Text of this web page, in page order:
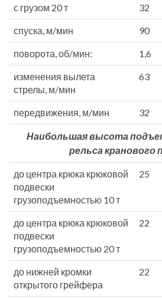
с грузом 20 т 32
спуска, м/мин 90
поворота, об/мин: 1,6
изменения вылета
стрелы, м/мин
63
передвижения, м/мин 32
Наибольшая высота
рельса кранового
до центра крюка крюковой
подвески
грузоподъемностью 10 т
25
до центра крюка крюковой
подвески
грузоподъемностью 20 т
22
до нижней кромки
открытого грейфера
22